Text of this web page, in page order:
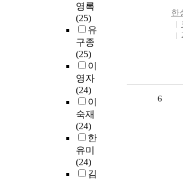
영록
(25)
유
구종
(25)
이
영자
(24)
이
숙재
(24)
한
유미
(24)
김
한
6